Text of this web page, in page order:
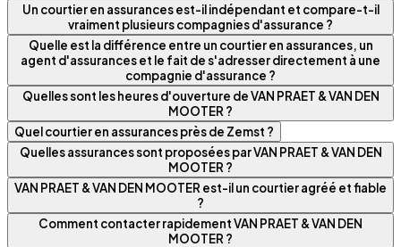
Un courtier en assurances est-il indépendant et compare-t-il
vraiment plusieurs compagnies d'assurance ?
Quelle est la différence entre un courtier en assurances, un
agent d'assurances et le fait de s'adresser directement à une
compagnie d'assurance ?
Quelles sont les heures d'ouverture de VAN PRAET & VAN DEN
MOOTER ?
Quel courtier en assurances près de Zemst ?
Quelles assurances sont proposées par VAN PRAET & VAN DEN
MOOTER ?
VAN PRAET & VAN DEN MOOTER est-il un courtier agréé et fiable
?
Comment contacter rapidement VAN PRAET & VAN DEN
MOOTER ?